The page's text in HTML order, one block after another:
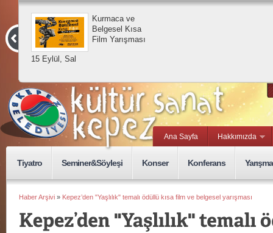
15 Eylül, Sal
Kurmaca ve
Belgesel Kısa
Film Yarışması
Ana Sayfa Hakkımızda
Tiyatro Seminer&Söyleşi Konser Konferans Yarışma
Haber Arşivi » Kepez’den "Yaşlılık" temalı ödüllü kısa film ve belgesel yarışması